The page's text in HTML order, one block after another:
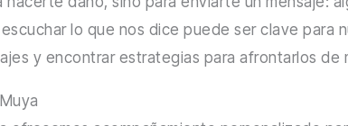
lo que nos dice puede ser clave para
y encontrar estrategias para afrontarlos de